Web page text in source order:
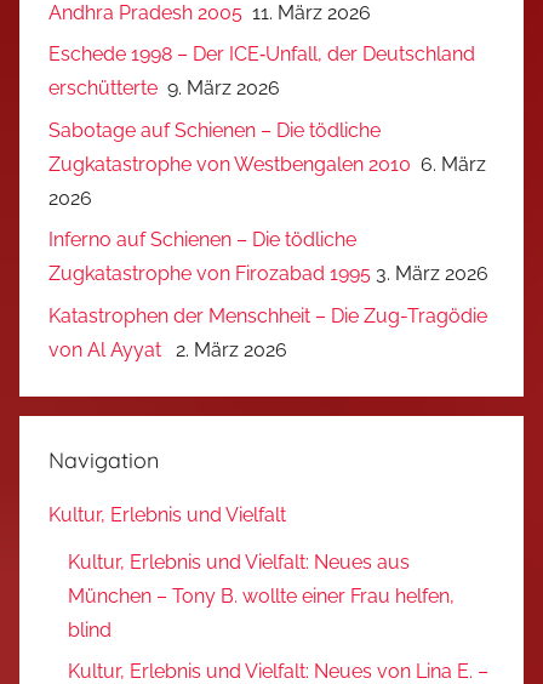
Andhra Pradesh 2005 11. März 2026
Eschede 1998 – Der ICE‑Unfall, der Deutschland
erschütterte 9. März 2026
Sabotage auf Schienen – Die tödliche
Zugkatastrophe von Westbengalen 2010 6. März
2026
Inferno auf Schienen – Die tödliche
Zugkatastrophe von Firozabad 1995 3. März 2026
Katastrophen der Menschheit – Die Zug-Tragödie
von Al Ayyat
2. März 2026
Navigation
Kultur, Erlebnis und Vielfalt
Kultur, Erlebnis und Vielfalt: Neues aus
München – Tony B. wollte einer Frau helfen,
blind
Kultur, Erlebnis und Vielfalt: Neues von Lina E. –